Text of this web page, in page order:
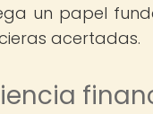
un papel
acertadas.